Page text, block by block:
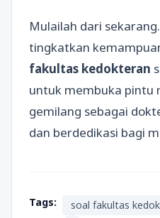
Mulailah dari
tingkatkan
fakultas kedokteran
untuk membuka pintu
gemilang sebagai
dan berdedikasi bagi
Tags:
soal fakultas